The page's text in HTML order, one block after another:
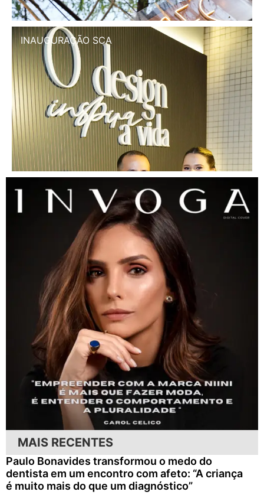
INAUGURAÇÃO SCA
MAIS RECENTES
Paulo Bonavides transformou o medo do
dentista em um encontro com afeto: “A criança
é muito mais do que um diagnóstico”